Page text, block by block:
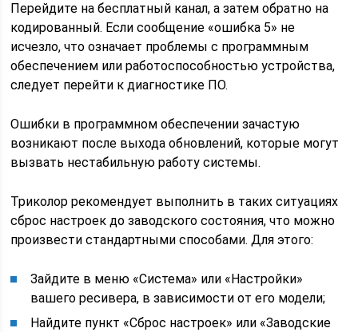
Перейдите на бесплатный канал, а затем обратно на
кодированный. Если сообщение «ошибка 5» не
исчезло, что означает проблемы с программным
обеспечением или работоспособностью устройства,
следует перейти к диагностике ПО.
Ошибки в программном обеспечении зачастую
возникают после выхода обновлений, которые могут
вызвать нестабильную работу системы.
Триколор рекомендует выполнить в таких ситуациях
сброс настроек до заводского состояния, что можно
произвести стандартными способами. Для этого:
Зайдите в меню «Система» или «Настройки»
вашего ресивера, в зависимости от его модели;
Найдите пункт «Сброс настроек» или «Заводские